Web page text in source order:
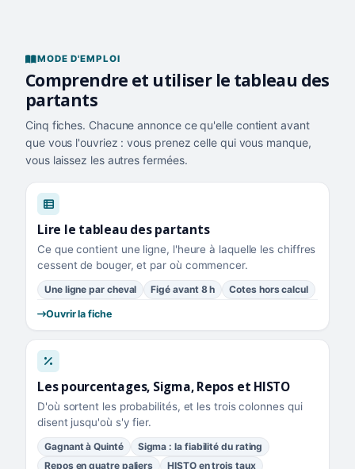
MODE D'EMPLOI
Comprendre et utiliser le tableau des
partants
Cinq fiches. Chacune annonce ce qu'elle contient avant
que vous l'ouvriez : vous prenez celle qui vous manque,
vous laissez les autres fermées.
Lire le tableau des partants
Ce que contient une ligne, l'heure à laquelle les chiffres
cessent de bouger, et par où commencer.
Une ligne par cheval Figé avant 8 h Cotes hors calcul
Ouvrir la fiche
Les pourcentages, Sigma, Repos et HISTO
D'où sortent les probabilités, et les trois colonnes qui
disent jusqu'où s'y fier.
Gagnant à Quinté
Sigma : la fiabilité du rating
Repos en quatre paliers
HISTO en trois taux